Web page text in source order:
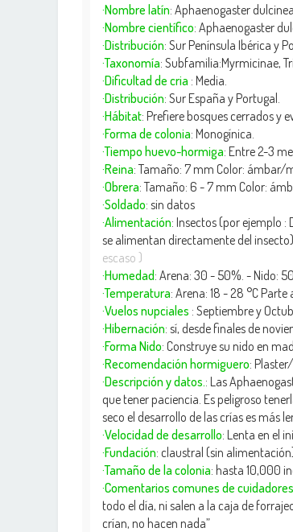
·Nombre latín: Aphaenogaster
·Nombre científico: Aphaenogaster
·Distribución: Sur Península Ibérica y
·Taxonomía: Subfamilia:Myrmicinae,
·Dificultad de cria : Media.
·Distribución: Sur España y Portugal.
·Hábitat: Prefiere bosques cerrados y
·Forma de colonia: Monogínica.
·Tiempo huevo-hormiga: Entre 2-3
·Reina: Tamaño: 7 mm Color: ámbar/
·Obrera: Tamaño: 6 - 7 mm Color:
·Soldado: sin datos
·Alimentación: Insectos (por ejemplo
se alimentan directamente del
escaso )
·Humedad: Arena: 30 - 50%. - Nido:
·Temperatura: Arena: 18 - 28 °C Parte
·Vuelos nupciales : Septiembre y
·Hibernación: sí, desde finales de
·Forma Nido: Construye su nido en
·Recomendación hormiguero:
·Descripción y datos.: Las
que tener paciencia. Es peligroso
seco el desarrollo de las crías es más
·Velocidad de desarrollo: Lenta en el
·Fundación: claustral (sin
·Tamaño de la colonia: hasta 10,000
·Comentarios comunes de cuidadores
todo el día, ni salen a la caja de
crían, no hacen nada”